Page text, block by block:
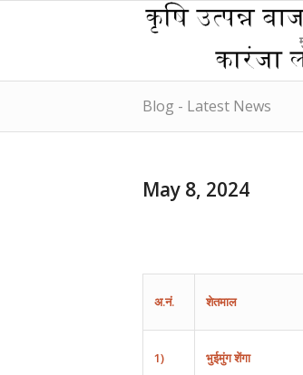
Blog - Latest News
May 8, 2024
अ.नं. शेतमाल
1) भुईमुंगशेंगा